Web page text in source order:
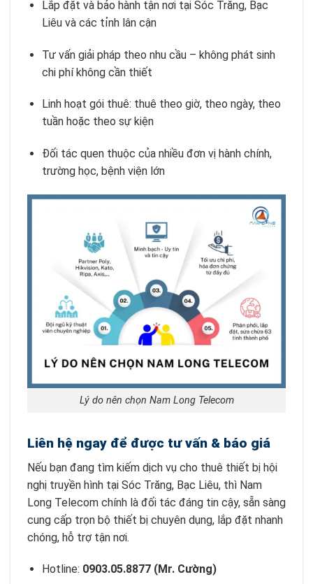
Lắp đặt và bảo hành tận nơi tại Sóc Trăng, Bạc
Liêu và các tỉnh lân cận
Tư vấn giải pháp theo nhu cầu – không phát sinh
chi phí không cần thiết
Linh hoạt gói thuê: thuê theo giờ, theo ngày, theo
tuần hoặc theo sự kiện
Đối tác quen thuộc của nhiều đơn vị hành chính,
trường học, bệnh viện lớn
Lý do nên chọn Nam Long Telecom
Liên hệ ngay để được tư vấn & báo giá
Nếu bạn đang tìm kiếm dịch vụ cho thuê thiết bị hội
nghị truyền hình tại Sóc Trăng, Bạc Liêu, thì Nam
Long Telecom chính là đối tác đáng tin cậy, sẵn sàng
cung cấp trọn bộ thiết bị chuyên dụng, lắp đặt nhanh
chóng, hỗ trợ tận nơi.
Hotline: 0903.05.8877 (Mr. Cường)